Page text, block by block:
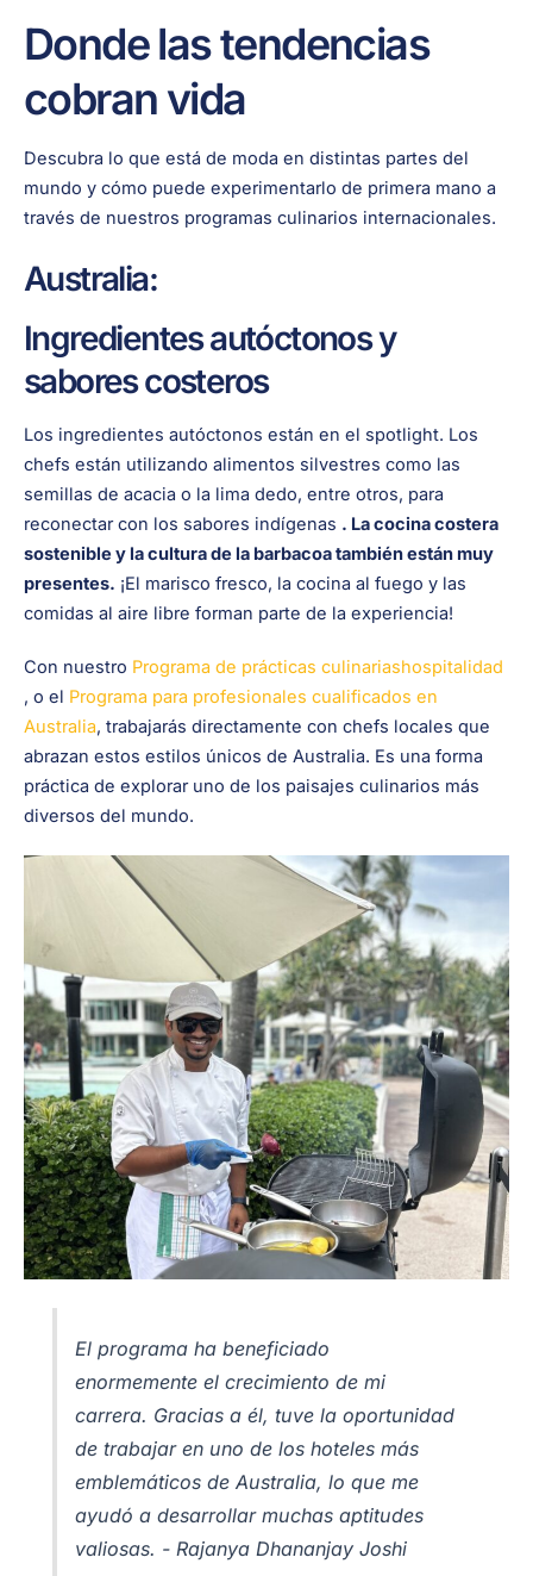
Donde las tendencias
cobran vida
Descubra lo que está de moda en distintas partes del
mundo y cómo puede experimentarlo de primera mano a
través de nuestros programas culinarios internacionales.
Australia:
Ingredientes autóctonos y
sabores costeros
Los ingredientes autóctonos están en el spotlight. Los
chefs están utilizando alimentos silvestres como las
semillas de acacia o la lima dedo, entre otros, para
reconectar con los sabores indígenas . La cocina costera
sostenible y la cultura de la barbacoa también están muy
presentes. ¡El marisco fresco, la cocina al fuego y las
comidas al aire libre forman parte de la experiencia!
Con nuestro Programa de prácticas culinariashospitalidad
, o el Programa para profesionales cualificados en
Australia, trabajarás directamente con chefs locales que
abrazan estos estilos únicos de Australia. Es una forma
práctica de explorar uno de los paisajes culinarios más
diversos del mundo.
El programa ha beneficiado
enormemente el crecimiento de mi
carrera. Gracias a él, tuve la oportunidad
de trabajar en uno de los hoteles más
emblemáticos de Australia, lo que me
ayudó a desarrollar muchas aptitudes
valiosas. - Rajanya Dhananjay Joshi